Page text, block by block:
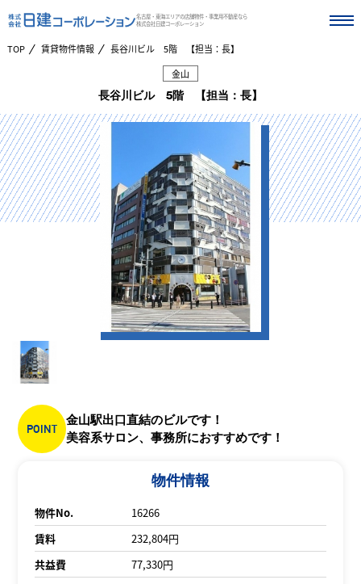
名古屋・東海エリアの店舗物件・事業用不動産なら
株式会社日建コーポレーション
TOP 賃貸物件情報
長谷川ビル 5階 【担当：長】
金山
長谷川ビル 5階 【担当：長】
POINT
金山駅出口直結のビルです！
美容系サロン、事務所におすすめです！
物件情報
物件No.
16266
賃料
232,804円
共益費
77,330円